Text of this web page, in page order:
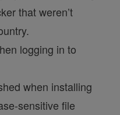
that weren’t
logging in to
when installing
sensitive file